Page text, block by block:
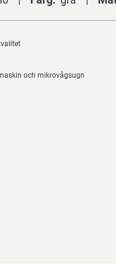
och mikrovågsugn